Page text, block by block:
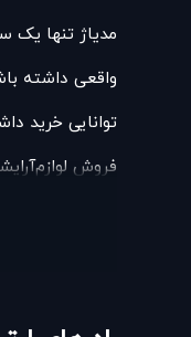
مدیاژ تنها یک
واقعی داشته
توانایی خرید
فروش
این همیشه